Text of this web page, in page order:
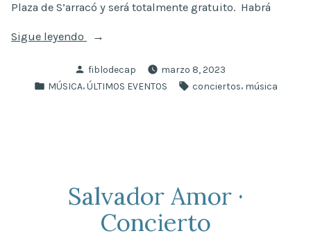
Plaza de S’arracó y será totalmente gratuito. Habrá
Sigue leyendo
Floreix
Fest
Publicado
por
fiblodecap
marzo 8, 2023
Publicado
MÚSICA ÚLTIMOS EVENTOS Etiquetas:
conciertos música
Salvador Amor ·
Concierto